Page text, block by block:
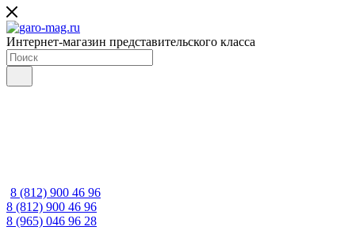
Интернет-магазин представительского класса
8 (812) 900 46 96
8 (812) 900 46 96
8 (965) 046 96 28